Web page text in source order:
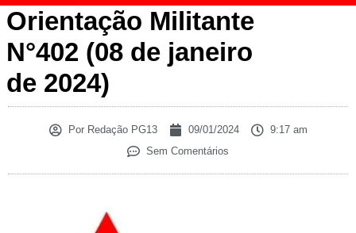
Orientação Militante
N°402 (08 de janeiro
de 2024)
PorRedação PG13 09/01/2024
9:17 am
Sem Comentários